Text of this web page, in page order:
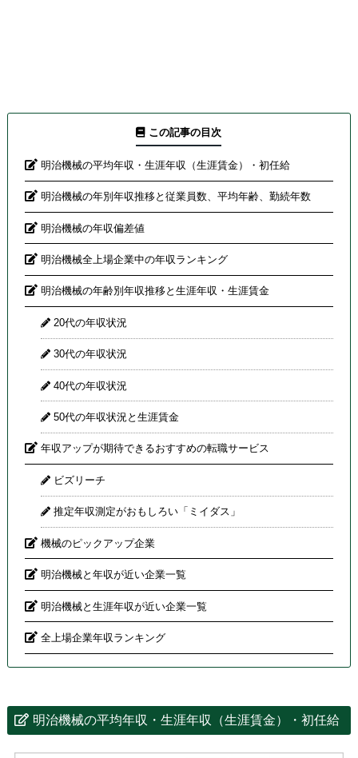
この記事の目次
明治機械の平均年収・生涯年収（生涯賃金）・初任給
明治機械の年別年収推移と従業員数、平均年齢、勤続年数
明治機械の年収偏差値
明治機械全上場企業中の年収ランキング
明治機械の年齢別年収推移と生涯年収・生涯賃金
20代の年収状況
30代の年収状況
40代の年収状況
50代の年収状況と生涯賃金
年収アップが期待できるおすすめの転職サービス
ビズリーチ
推定年収測定がおもしろい「ミイダス」
機械のピックアップ企業
明治機械と年収が近い企業一覧
明治機械と生涯年収が近い企業一覧
全上場企業年収ランキング
明治機械の平均年収・生涯年収（生涯賃金）・初任給